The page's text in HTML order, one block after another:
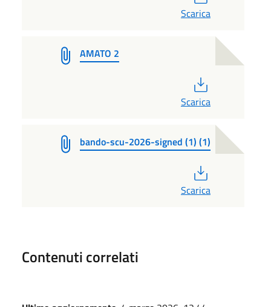
Scarica
AMATO 2
Scarica
bando-scu-2026-signed (1) (1)
Scarica
Contenuti correlati